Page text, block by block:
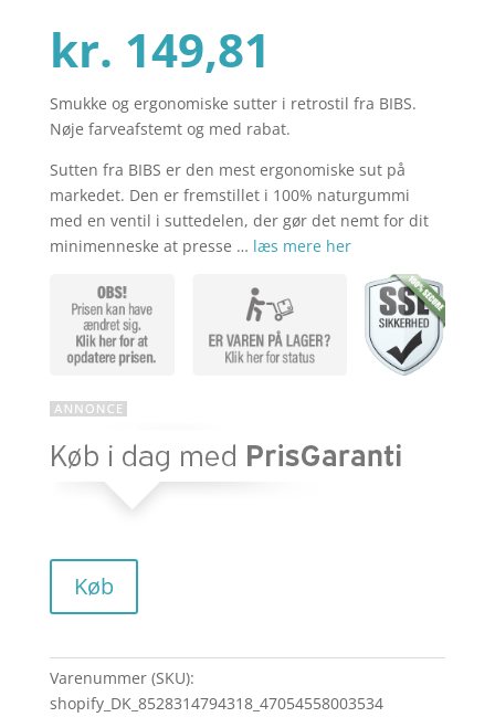
er
pris
var:
kr.
kr. 149,81
aktuelle
pris
er:
kr.
Smukke og ergonomiske sutter i retrostil fra BIBS.
Nøje farveafstemt og med rabat.
Sutten fra BIBS er den mest ergonomiske sut på
markedet. Den er fremstillet i 100% naturgummi
med en ventil i suttedelen, der gør det nemt for dit
minimenneske at presse … læs mere her
Køb
Varenummer (SKU):
shopify_DK_8528314794318_47054558003534